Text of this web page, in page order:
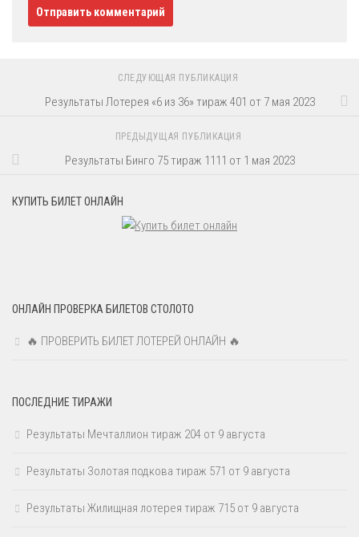
СЛЕДУЮЩАЯ ПУБЛИКАЦИЯ
Результаты Лотерея «6 из 36» тираж 401 от 7 мая 2023
ПРЕДЫДУЩАЯ ПУБЛИКАЦИЯ
Результаты Бинго 75 тираж 1111 от 1 мая 2023
КУПИТЬ БИЛЕТ ОНЛАЙН
ОНЛАЙН ПРОВЕРКА БИЛЕТОВ СТОЛОТО
🔥 ПРОВЕРИТЬ БИЛЕТ ЛОТЕРЕЙ ОНЛАЙН 🔥
ПОСЛЕДНИЕ ТИРАЖИ
Результаты Мечталлион тираж 204 от 9 августа
Результаты Золотая подкова тираж 571 от 9 августа
Результаты Жилищная лотерея тираж 715 от 9 августа